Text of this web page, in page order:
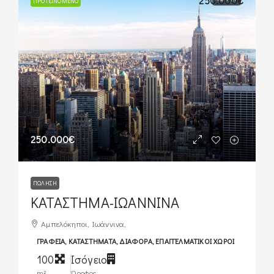
250.000€
ΠΏΛΗΣΗ
ΚΑΤΑΣΤΗΜΑ-ΙΩΑΝΝΙΝΑ
Αμπελόκηποι, Ιωάννινα,
ΓΡΑΦΕΊΑ, ΚΑΤΑΣΤΉΜΑΤΑ, ΔΙΆΦΟΡΑ, ΕΠΑΓΓΕΛΜΑΤΙΚΟΊ ΧΏΡΟΙ
100 Ισόγειο